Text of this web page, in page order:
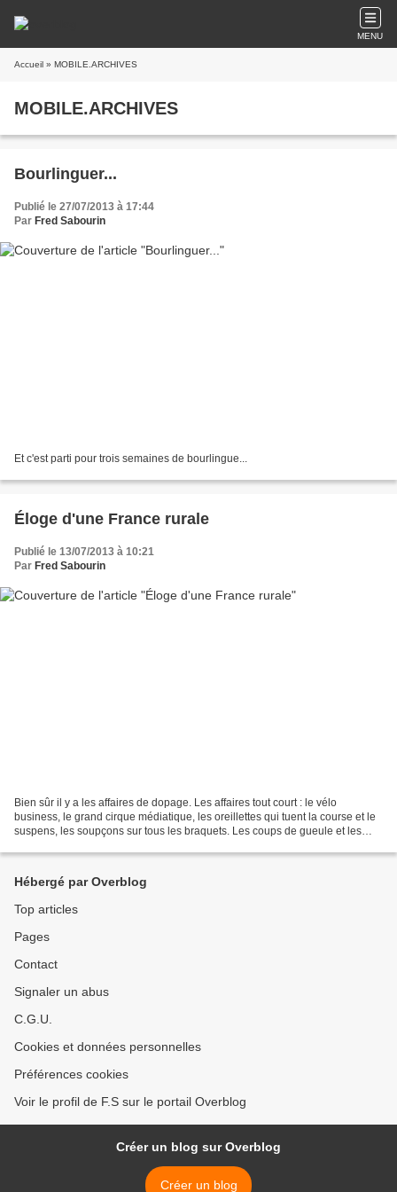
MENU
Accueil » MOBILE.ARCHIVES
MOBILE.ARCHIVES
Bourlinguer...
Publié le 27/07/2013 à 17:44
Par Fred Sabourin
Et c'est parti pour trois semaines de bourlingue...
Éloge d'une France rurale
Publié le 13/07/2013 à 10:21
Par Fred Sabourin
Bien sûr il y a les affaires de dopage. Les affaires tout court : le vélo
business, le grand cirque médiatique, les oreillettes qui tuent la course et le
suspens, les soupçons sur tous les braquets. Les coups de gueule et les
Hébergé par Overblog
Top articles
Pages
Contact
Signaler un abus
C.G.U.
Cookies et données personnelles
Préférences cookies
Voir le profil de F.S sur le portail Overblog
Créer un blog sur Overblog
Créer un blog